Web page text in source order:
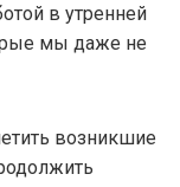
в утренней
мы даже не
возникшие